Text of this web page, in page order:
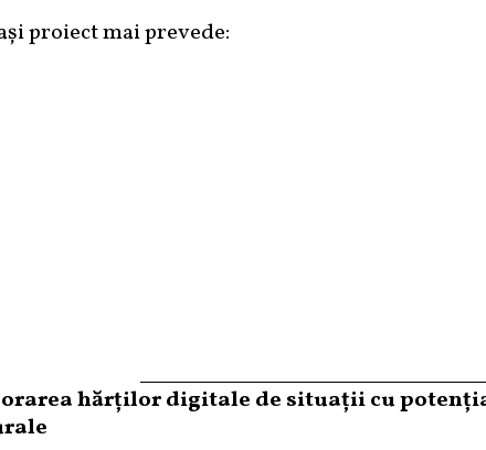
proiect mai prevede:
hărților digitale de situații cu